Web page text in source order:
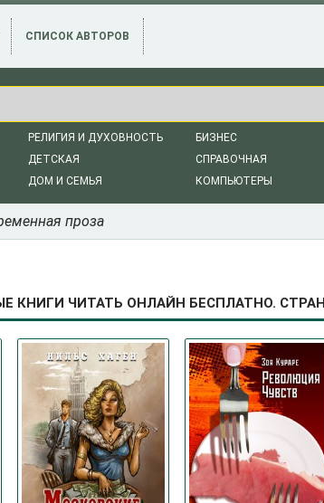
СПИСОК АВТОРОВ
РЕЛИГИЯ И ДУХОВНОСТЬ
ДЕТСКАЯ
ДОМ И СЕМЬЯ
БИЗНЕС
СПРАВОЧНАЯ
КОМПЬЮТЕРЫ
проза
КНИГИ ЧИТАТЬ ОНЛАЙН БЕСПЛАТНО.